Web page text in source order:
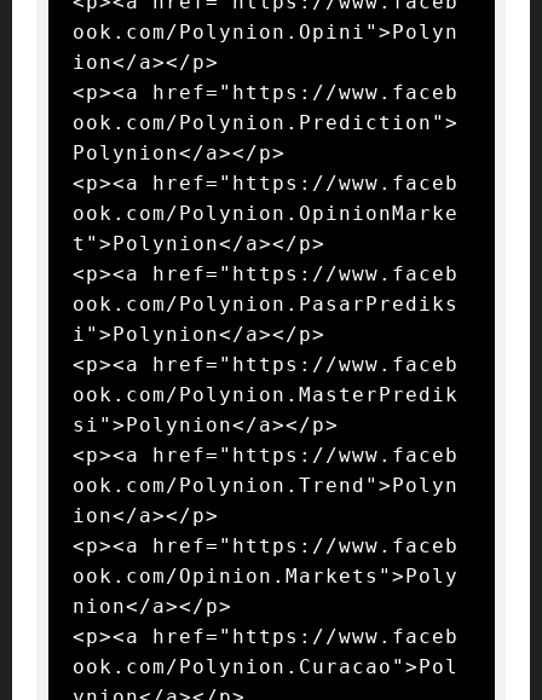
ook.com/Polynion.Opini">Polyn
ion</a></p>
<p><a href="https://www.faceb
ook.com/Polynion.Prediction">
Polynion</a></p>
<p><a href="https://www.faceb
ook.com/Polynion.OpinionMarke
t">Polynion</a></p>
<p><a href="https://www.faceb
ook.com/Polynion.PasarPrediks
i">Polynion</a></p>
<p><a href="https://www.faceb
ook.com/Polynion.MasterPredik
si">Polynion</a></p>
<p><a href="https://www.faceb
ook.com/Polynion.Trend">Polyn
ion</a></p>
<p><a href="https://www.faceb
ook.com/Opinion.Markets">Poly
nion</a></p>
<p><a href="https://www.faceb
ook.com/Polynion.Curacao">Pol